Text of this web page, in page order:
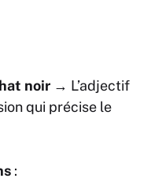
noir → L’adjectif
qui précise le
: